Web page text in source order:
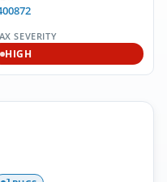
SEVERITY
HIGH